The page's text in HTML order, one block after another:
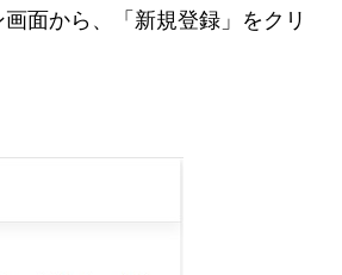
面から、「新規登録」をクリ